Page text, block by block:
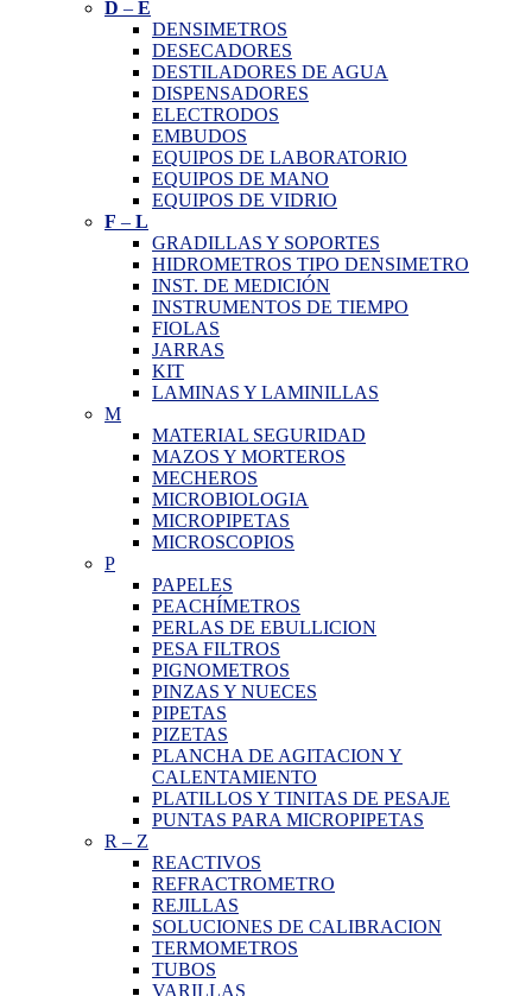
D – E
DENSIMETROS
DESECADORES
DESTILADORES DE AGUA
DISPENSADORES
ELECTRODOS
EMBUDOS
EQUIPOS DE LABORATORIO
EQUIPOS DE MANO
EQUIPOS DE VIDRIO
F – L
GRADILLAS Y SOPORTES
HIDROMETROS TIPO DENSIMETRO
INST. DE MEDICIÓN
INSTRUMENTOS DE TIEMPO
FIOLAS
JARRAS
KIT
LAMINAS Y LAMINILLAS
M
MATERIAL SEGURIDAD
MAZOS Y MORTEROS
MECHEROS
MICROBIOLOGIA
MICROPIPETAS
MICROSCOPIOS
P
PAPELES
PEACHÍMETROS
PERLAS DE EBULLICION
PESA FILTROS
PIGNOMETROS
PINZAS Y NUECES
PIPETAS
PIZETAS
PLANCHA DE AGITACION Y
CALENTAMIENTO
PLATILLOS Y TINITAS DE PESAJE
PUNTAS PARA MICROPIPETAS
R – Z
REACTIVOS
REFRACTROMETRO
REJILLAS
SOLUCIONES DE CALIBRACION
TERMOMETROS
TUBOS
VARILLAS